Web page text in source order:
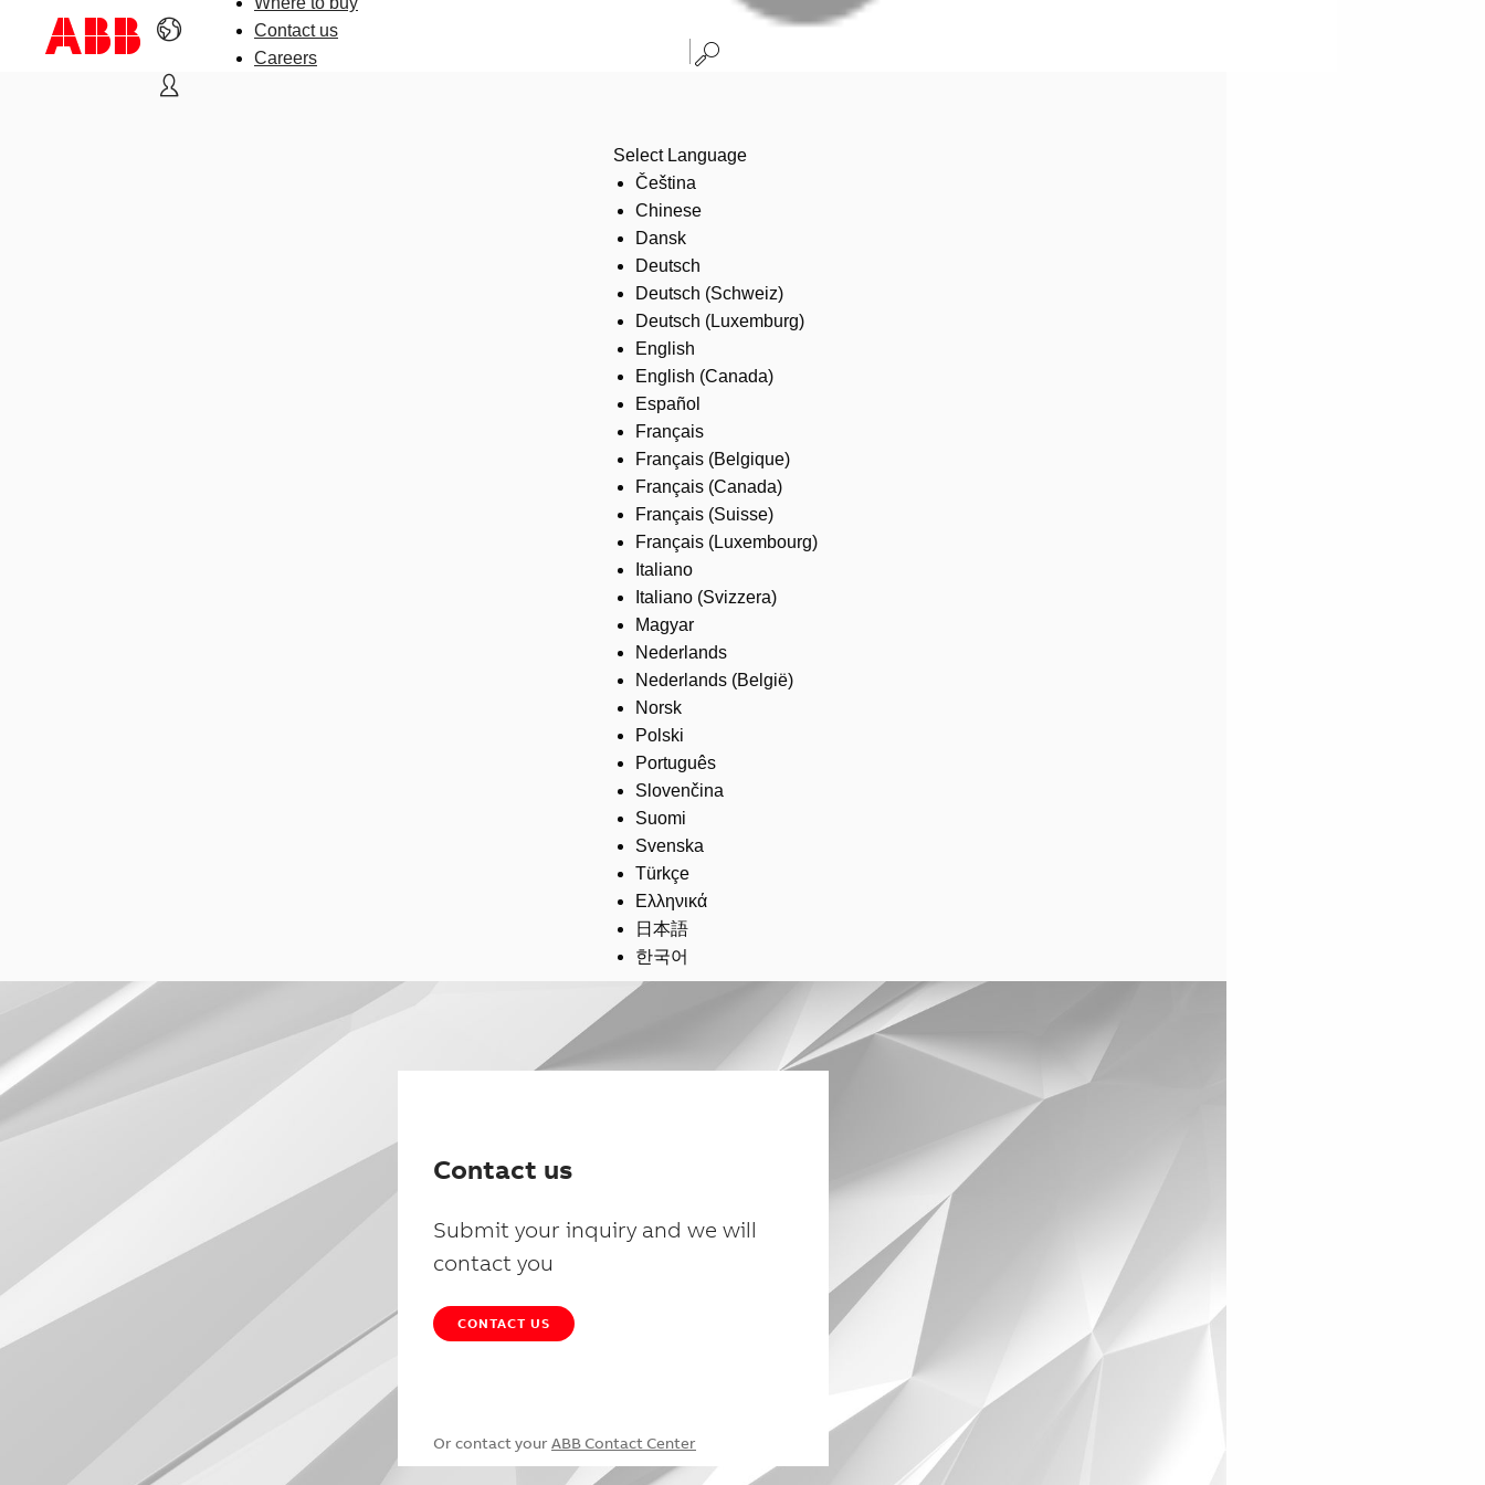
Contact us
Careers
Select Language
Čeština
Chinese
Dansk
Deutsch
Deutsch (Schweiz)
Deutsch (Luxemburg)
English
English (Canada)
Español
Français
Français (Belgique)
Français (Canada)
Français (Suisse)
Français (Luxembourg)
Italiano
Italiano (Svizzera)
Magyar
Nederlands
Nederlands (België)
Norsk
Polski
Português
Slovenčina
Suomi
Svenska
Türkçe
Ελληνικά
日本語
한국어
Contact us
Submit your inquiry and we will
contact you
CONTACT US
Or contact your ABB Contact Center